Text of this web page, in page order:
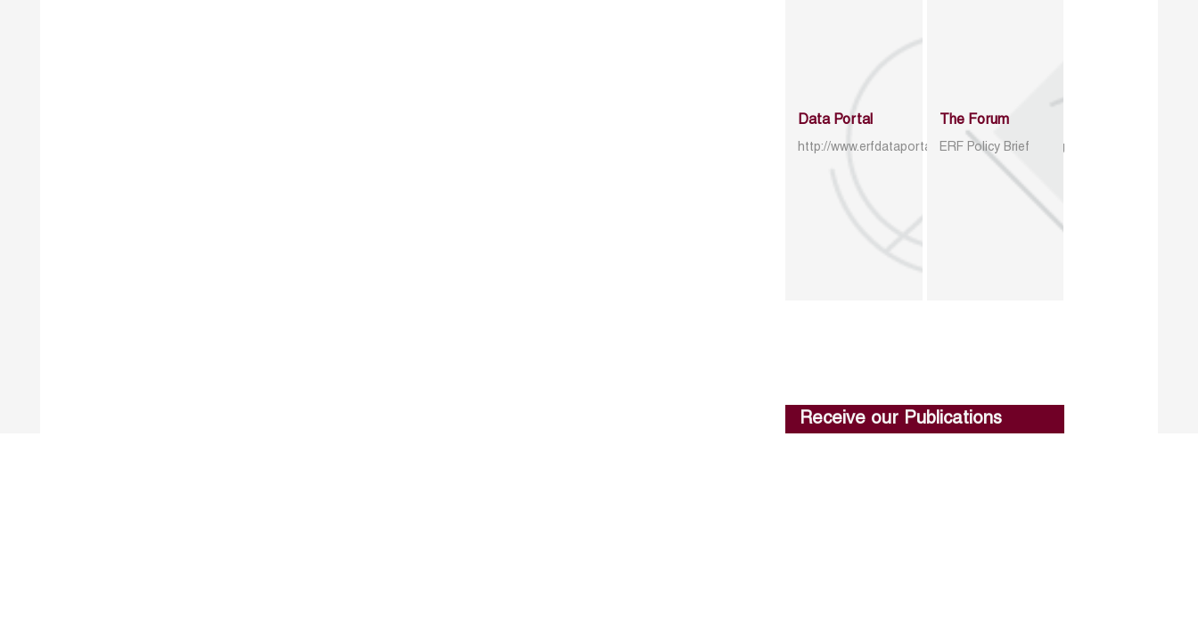
Data Portal
http://www.erfdataportal.com/index.php/catalog
The Forum
ERF Policy Brief
Receive our Publications